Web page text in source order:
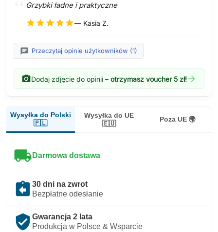
Grzybki ładne i praktyczne
star star star star star— Kasia Z.
chat Przeczytaj opinie użytkowników (1)
photo_cameraDodaj zdjęcie do opinii – otrzymasz voucher 5 zł!arrow_forward
Wysyłka do Polski
🇵🇱
Wysyłka do UE
🇪🇺
Poza UE 🌍
local_shipping Darmowa dostawa
assignment_return 30 dni na zwrot
Bezpłatne odesłanie
verified_user Gwarancja 2 lata
Produkcja w Polsce & Wsparcie